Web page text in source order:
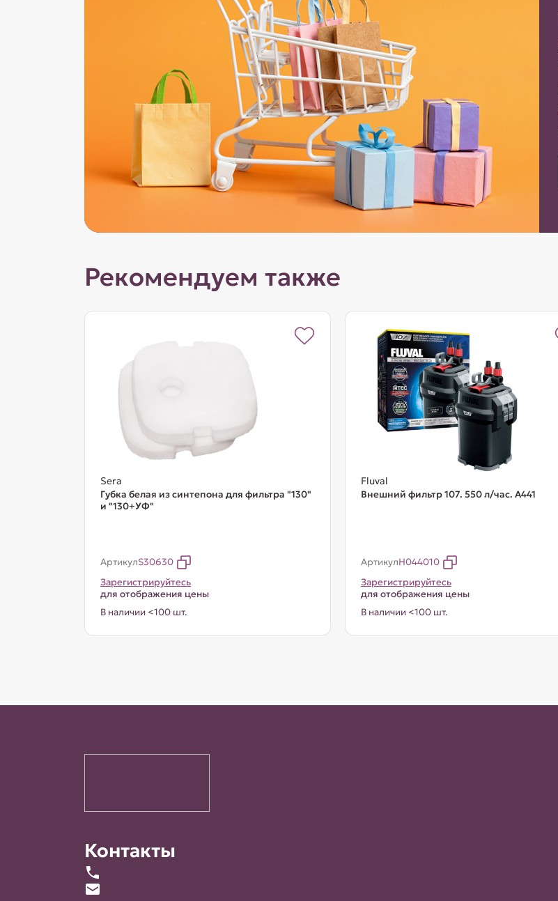
Рекомендуем также
Sera
Губка белая из синтепона для фильтра "130"
и "130+УФ"
АртикулS30630
Зарегистрируйтесь
для отображения цены
В наличии <100 шт.
Fluval
Внешний фильтр 107. 550 л/час. A441
АртикулH044010
Зарегистрируйтесь
для отображения цены
В наличии <100 шт.
Контакты